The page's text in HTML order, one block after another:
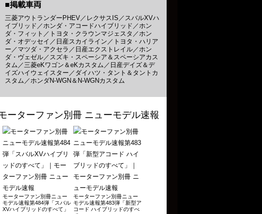
■掲載車両
三菱アウトランダーPHEV／レクサスIS／スバルXVハ
イブリッド／ホンダ・アコードハイブリッド／ホン
ダ・フィット／トヨタ・クラウンマジェスタ／ホン
ダ・オデッセイ／日産スカイライン／トヨタ・ハリア
ー／マツダ・アクセラ／日産エクストレイル／ホン
ダ・ヴェゼル／スズキ・スペーシア＆スペーシアカス
タム／三菱eKワゴン＆eKカスタム／日産デイズ＆デ
イズハイウェイスター／ダイハツ・タント＆タントカ
スタム／ホンダN-WGN＆N-WGNカスタム
モーターファン別冊ニュー
モデル速報第484弾「スバル
XVハイブリッドのすべて」
モーターファン別冊ニュー
モデル速報第483弾「新型ア
コード ハイブリッドのすべ